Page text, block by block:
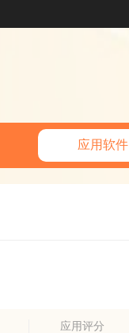
应用软件
应用评分